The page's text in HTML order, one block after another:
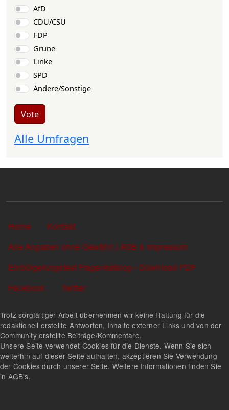
Choices
AfD
CDU/CSU
FDP
Grüne
Linke
SPD
Andere/Sonstige
Vote
Alle Umfragen
Sekundärlinks
Home
Kontakt
Alle Angaben ohne Gewähr! | AGB & Impressum
Einbürgerungstest Fragenkatalog - Download PDF
Facebook
Twitter
Trotz sorgfältiger Arbeit übernehmen wir keine Haftung für die
redaktionell erstellte Antworten, Inhalte externer Links und von der
Community erstellte Beiträge/Kommentare.
Unsere Seite verwendet Cookies für die Dienste. Wenn Sie sich
weiterhin auf dieser Seite aufhalten, akzeptieren Sie Verwendung
der Cookies durch unserer Seite. Weitere Informationen finden Sie
in AGB's.